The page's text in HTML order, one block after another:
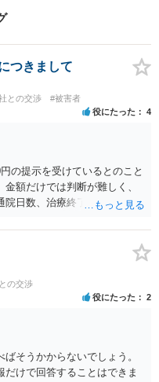
ミナー講師や
り【枚方市
つきまして
との交渉 #被害者
役にたった 4
の提示を受けているとのこと
額だけでは判断が難しく、
院日数、治療終了の経緯、後
提示される慰謝料額について
検討できる場合がありますの
弁護士に個別に相談すること
から届いている示談金額の提
治療開始日及び治療終了日
残っているか ・叔母様ご本人
事故で利用できる弁護士費
叔母様ご本人となりますの
本人の依頼意思等を確認す
疎通が難しいとのことです
の交渉
役にたった 2
そうかからないでしょう。
けで回答することはできま